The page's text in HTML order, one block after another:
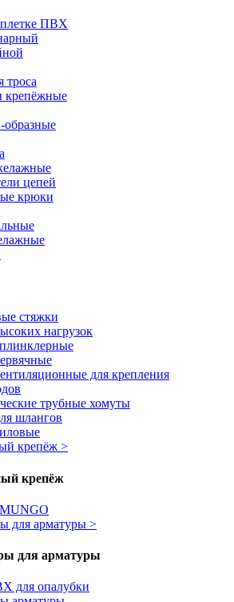
ПВХ
троса
крепёжные
цепей
крюки
стяжки
нагрузок
для крепления
трубные хомуты
шлангов
крепёж >
крепёж
для арматуры >
для арматуры
для опалубки